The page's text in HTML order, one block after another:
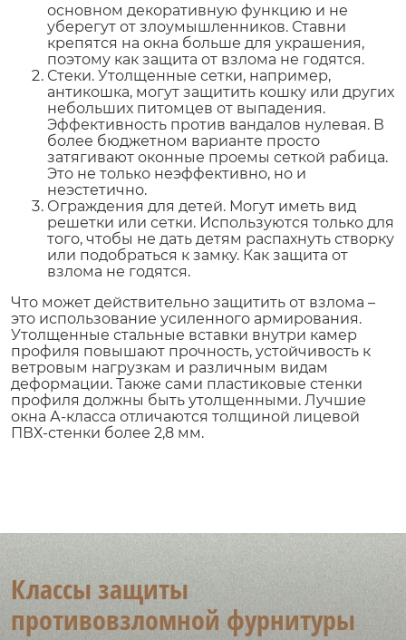
основном декоративную функцию и не
уберегут от злоумышленников. Ставни
крепятся на окна больше для украшения,
поэтому как защита от взлома не годятся.
Стеки. Утолщенные сетки, например,
антикошка, могут защитить кошку или других
небольших питомцев от выпадения.
Эффективность против вандалов нулевая. В
более бюджетном варианте просто
затягивают оконные проемы сеткой рабица.
Это не только неэффективно, но и
неэстетично.
Ограждения для детей. Могут иметь вид
решетки или сетки. Используются только для
того, чтобы не дать детям распахнуть створку
или подобраться к замку. Как защита от
взлома не годятся.
Что может действительно защитить от взлома –
это использование усиленного армирования.
Утолщенные стальные вставки внутри камер
профиля повышают прочность, устойчивость к
ветровым нагрузкам и различным видам
деформации. Также сами пластиковые стенки
профиля должны быть утолщенными. Лучшие
окна А-класса отличаются толщиной лицевой
ПВХ-стенки более 2,8 мм.
Классы защиты
противовзломной фурнитуры